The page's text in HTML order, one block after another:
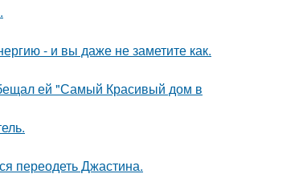
- и вы даже не заметите как.
ей "Самый Красивый дом в
переодеть Джастина.